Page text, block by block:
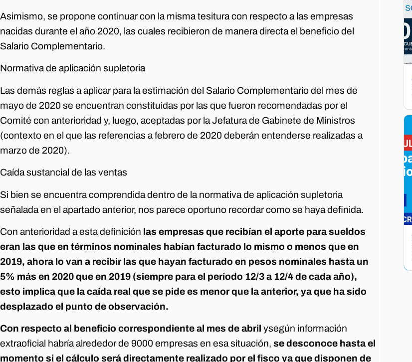
Asimismo, se propone continuar con la misma tesitura con respecto a las empresas
nacidas durante el año 2020, las cuales recibieron de manera directa el beneficio del
Salario Complementario.
Normativa de aplicación supletoria
Las demás reglas a aplicar para la estimación del Salario Complementario del mes de
mayo de 2020 se encuentran constituidas por las que fueron recomendadas por el
Comité con anterioridad y, luego, aceptadas por la Jefatura de Gabinete de Ministros
(contexto en el que las referencias a febrero de 2020 deberán entenderse realizadas a
marzo de 2020).
Caída sustancial de las ventas
Si bien se encuentra comprendida dentro de la normativa de aplicación supletoria
señalada en el apartado anterior, nos parece oportuno recordar como se haya definida.
Con anterioridad a esta definición las empresas que recibían el aporte para sueldos
eran las que en términos nominales habían facturado lo mismo o menos que en
2019, ahora lo van a recibir las que hayan facturado en pesos nominales hasta un
5% más en 2020 que en 2019 (siempre para el período 12/3 a 12/4 de cada año),
esto implica que la caída real que se pide es menor que la anterior, ya que ha sido
desplazado el punto de observación.
Con respecto al beneficio correspondiente al mes de abril ysegún información
extraoficial habría alrededor de 9000 empresas en esa situación, se desconoce hasta el
momento si el cálculo será directamente realizado por el fisco ya que disponen de